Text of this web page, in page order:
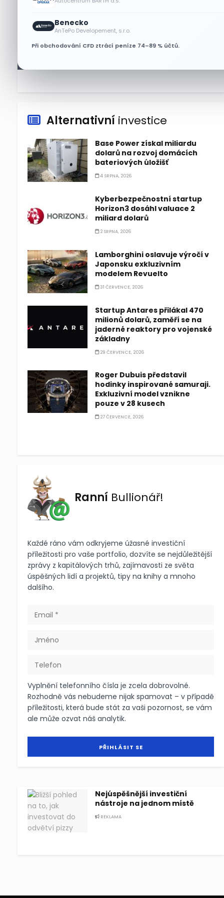
Benecko
AnTePo Developement, s.r.o.
Při obchodování CFD ztrácí peníze 74–89 % účtů.
Micron posílil o 7,6 % a zvýšil
podíl na trhu DRAM
Alternativní investice
Base Power získal miliardu
dolarů na rozvoj domácích
bateriových úložišť
4 SRPNA, 2026
Kyberbezpečnostní startup
Horizon3 dosáhl valuace 2
miliard dolarů
2 SRPNA, 2026
Lamborghini oslavuje výročí v
Japonsku exkluzivním
modelem Revuelto
31 ČERVENCE, 2026
Startup Antares přilákal 470
milionů dolarů, zaměří se na
jaderné reaktory pro vojenské
základny
29 ČERVENCE, 2026
Roger Dubuis představil
hodinky inspirované samuraji.
Exkluzivní model vznikne
pouze v 28 kusech
27 ČERVENCE, 2026
Ranní Bullionář!
Každé ráno vám odkryjeme úžasné investiční
příležitosti pro vaše portfolio, dozvíte se nejdůležitější
zprávy z kapitálových trhů, zajímavosti ze světa
úspěšných lidí a projektů, tipy na knihy a mnoho
dalšího.
Vyplnění telefonního čísla je zcela dobrovolné.
Rozhodně vás nebudeme nijak spamovat – v případě
příležitosti, která bude stát za vaši pozornost, se vám
ale může ozvat náš analytik.
Nejúspěšnější investiční
nástroje na jednom místě
REKLAMA